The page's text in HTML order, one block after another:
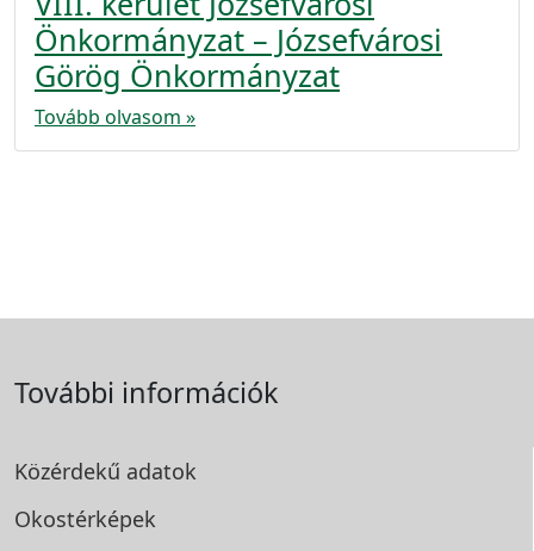
Önkormányzat – Józsefvárosi
Görög Önkormányzat
Tovább olvasom »
További információk
Közérdekű adatok
Okostérképek